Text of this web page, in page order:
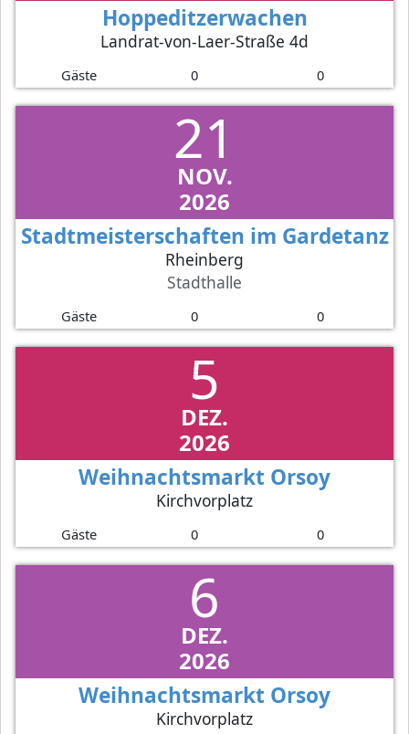
Hoppeditzerwachen
Landrat-von-Laer-Straße 4d
Gäste 0 0
21
NOV.
2026
Stadtmeisterschaften im Gardetanz
Rheinberg
Stadthalle
Gäste 0 0
5
DEZ.
2026
Weihnachtsmarkt Orsoy
Kirchvorplatz
Gäste 0 0
6
DEZ.
2026
Weihnachtsmarkt Orsoy
Kirchvorplatz